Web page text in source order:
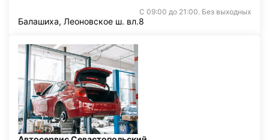
С 09:00 до 21:00. Без выходных
Балашиха, Леоновское ш. вл.8